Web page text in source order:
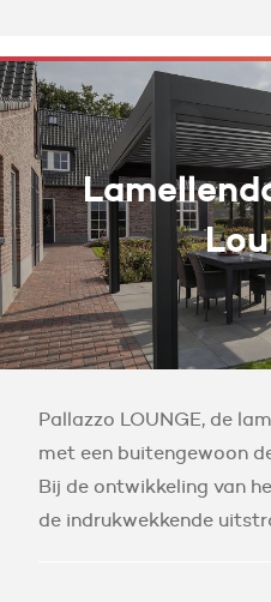
Pallazzo LOUNGE, de
met een buitengewoon
Bij de ontwikkeling van
de indrukwekkende